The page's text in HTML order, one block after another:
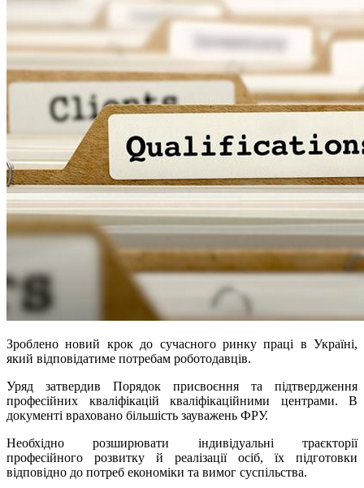
Зроблено новий крок до сучасного ринку праці в Україні,
який відповідатиме потребам роботодавців.
Уряд затвердив Порядок присвоєння та підтвердження
професійних кваліфікацій кваліфікаційними центрами. В
документі враховано більшість зауважень ФРУ.
Необхідно розширювати індивідуальні траєкторії
професійного розвитку й реалізації осіб, їх підготовки
відповідно до потреб економіки та вимог суспільства.